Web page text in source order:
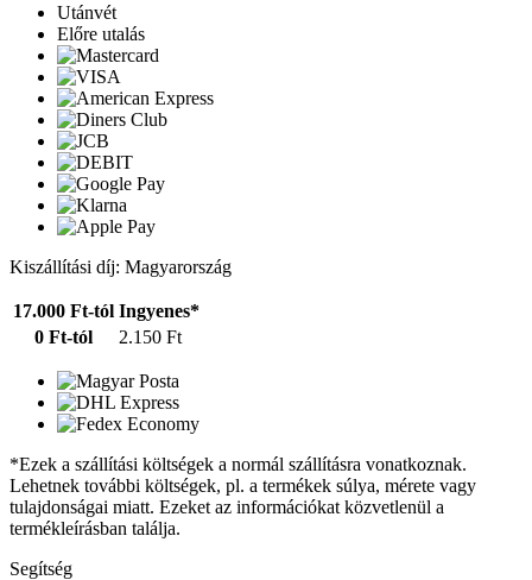
Utánvét
Előre utalás
Kiszállítási díj: Magyarország
17.000 Ft-tól Ingyenes*
0 Ft-tól
2.150 Ft
*Ezek a szállítási költségek a normál szállításra vonatkoznak.
Lehetnek további költségek, pl. a termékek súlya, mérete vagy
tulajdonságai miatt. Ezeket az információkat közvetlenül a
termékleírásban találja.
Segítség